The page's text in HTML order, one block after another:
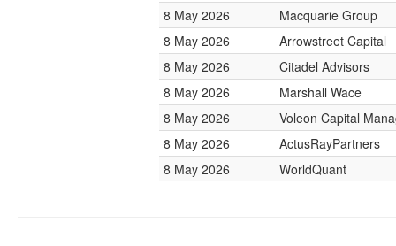
8 May 2026
Macquarie Group
8 May 2026
Arrowstreet Capital
8 May 2026
Citadel Advisors
8 May 2026
Marshall Wace
8 May 2026
Voleon Capital
8 May 2026
ActusRayPartners
8 May 2026
WorldQuant